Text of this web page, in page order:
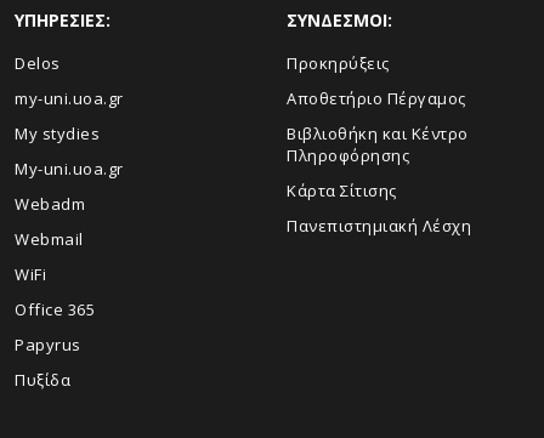
ΥΠΗΡΕΣΙΕΣ:
Delos
my-uni.uoa.gr
My stydies
My-uni.uoa.gr
Webadm
Webmail
WiFi
Office 365
Papyrus
Πυξίδα
ΣΥΝΔΕΣΜΟΙ:
Προκηρύξεις
Αποθετήριο Πέργαμος
Βιβλιοθήκη και Κέντρο
Πληροφόρησης
Kάρτα Σίτισης
Πανεπιστημιακή Λέσχη